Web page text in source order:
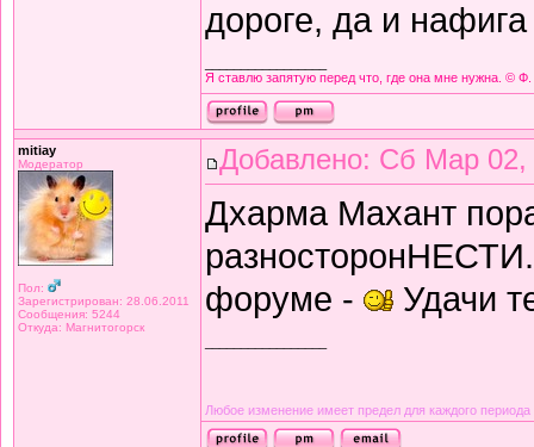
дороге, да и
Я ставлю запятую перед что, где она мне нужна. ©
mitiay
Модератор
Пол:
Зарегистрирован: 28.06.2011
Сообщения: 5244
Откуда: Магнитогорск
Добавлено: Сб Мар 02,
Дхарма Махант
форуме -
Удачи
Любое изменение имеет предел для каждого периода